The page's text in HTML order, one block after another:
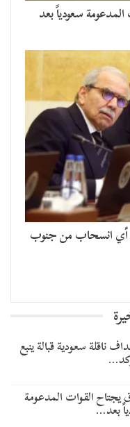
سعودياً بعد
أي انسحاب من جنوب
ناقلة سعودية قبالة ينبع
يجتاح القوات المدعومة
بعد…